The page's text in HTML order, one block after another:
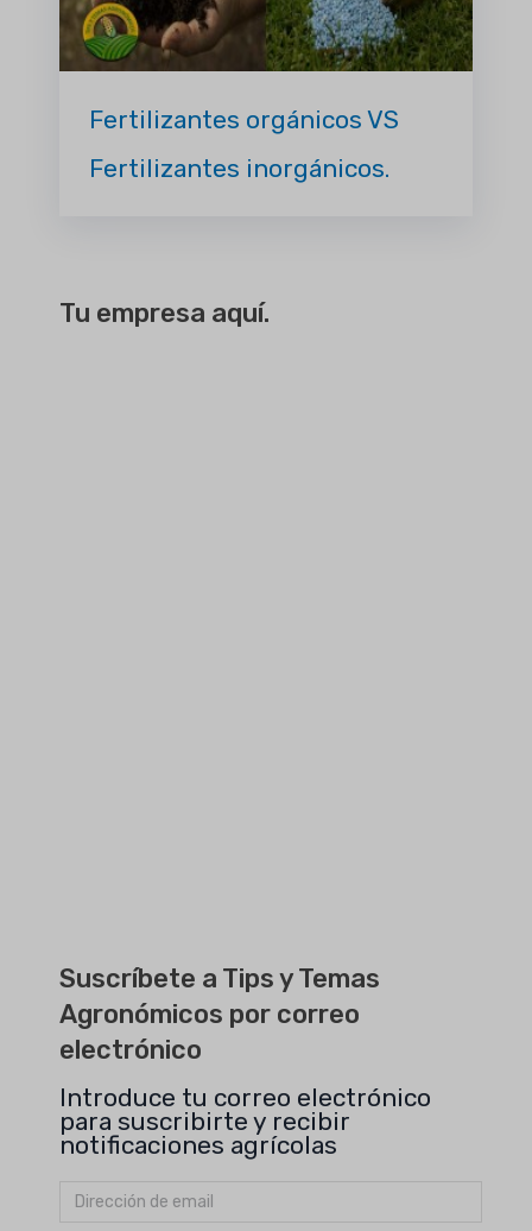
Fertilizantes orgánicos VS
Fertilizantes inorgánicos.
Tu empresa aquí.
Suscríbete a Tips y Temas
Agronómicos por correo
electrónico
Introduce tu correo electrónico
para suscribirte y recibir
notificaciones agrícolas
Dirección
de